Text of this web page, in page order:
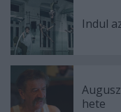
Indul
hete